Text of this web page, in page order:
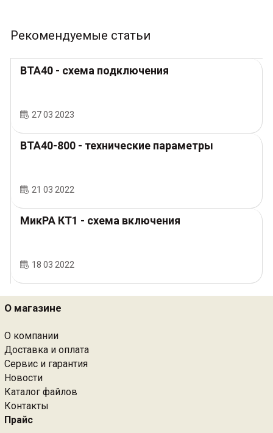
Рекомендуемые статьи
BTA40 - схема подключения
27 03 2023
ВТА40-800 - технические параметры
21 03 2022
МикРА КТ1 - схема включения
18 03 2022
О магазине
О компании
Доставка и оплата
Сервис и гарантия
Новости
Каталог файлов
Контакты
Прайс